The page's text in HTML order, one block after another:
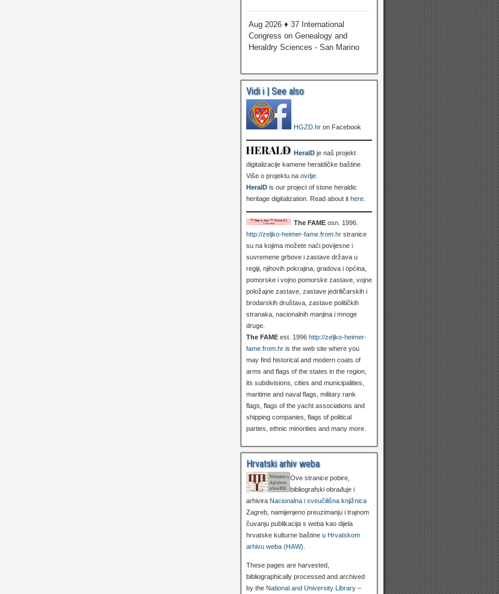
Aug 2026 ♦ 37 International
Congress on Genealogy and
Heraldry Sciences - San Marino
Vidi i | See also
HGZD.hron Facebook
HeralDje naš projekt
digitalizacije kamene heraldičke baštine.
Više o projektu na ovdje.
HeralDis our project of stone heraldic
heritage digitalization. Read about it here.
The FAMEosn. 1996.
http://zeljko-heimer-fame.from.hrstranice
su na kojima možete naći povijesne i
suvremene grbove i zastave država u
regiji, njihovih pokrajina, gradova i općina,
pomorske i vojno pomorske zastave, vojne
položajne zastave, zastave jedriličarskih i
brodarskih društava, zastave političkih
stranaka, nacionalnih manjina i mnoge
druge.
The FAMEest. 1996 http://zeljko-heimer-
fame.from.hris the web site where you
may find historical and modern coats of
arms and flags of the states in the region,
its subdivisions, cities and municipalities,
maritime and naval flags, military rank
flags, flags of the yacht associations and
shipping companies, flags of political
parties, ethnic minorities and many more.
Hrvatski arhiv weba
Ove stranice pobire,
bibliografski obrađuje i
arhivira Nacionalna i sveučilišna knjižnica
Zagreb, namijenjeno preuzimanju i trajnom
čuvanju publikacija s weba kao dijela
hrvatske kulturne baštine u Hrvatskom
arhivu weba (HAW)
These pages are harvested,
bibliographically processed and archived
by the National and University Library–